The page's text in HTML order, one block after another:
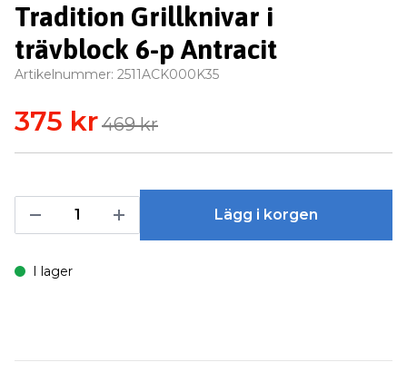
Tradition Grillknivar i
trävblock 6-p Antracit
Artikelnummer: 2511ACK000K35
375 kr469 kr
Lägg i korgen
I lager